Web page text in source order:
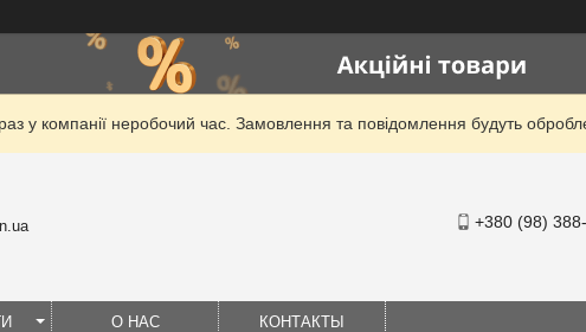
у компанії неробочий час. Замовлення та повідомлення будуть
+380 (98)
О НАС КОНТАКТЫ